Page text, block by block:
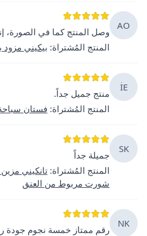
AO
وصل المنتج كما في الصورة،
المنتج المُشتراة: بيكيني مزود
İE
منتج جميل جداً.
المنتج المُشتراة: فستان
SK
جميلة جداً
المنتج المُشتراة: تانكيني
شورت مربوط من العنق
NK
رقم ممتاز خمسة نجوم جودة